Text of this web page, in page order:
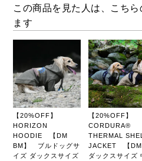
この商品を見た人は、こち
ます
【20%OFF】
HORIZON
HOODIE 【DM
BM】 ブルドッグサ
イズ ダックスサイズ
【20%OFF】
CORDURA®
THERMAL
JACKET 【DM
ダックスサイズ